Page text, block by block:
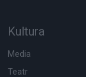
Kultura
Media
Teatr